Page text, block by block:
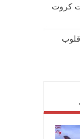
كروت